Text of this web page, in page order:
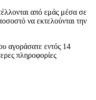
από εμάς μέσα σε
να εκτελούνται την
αγοράσατε εντός 14
πληροφορίες